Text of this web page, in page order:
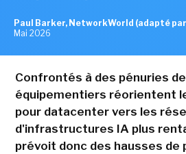
Paul Barker, NetworkWorld (adapté par
Mai 2026
Confrontés à des pénuries
équipementiers réorientent
pour datacenter vers les
d'infrastructures IA plus
prévoit donc des hausses de